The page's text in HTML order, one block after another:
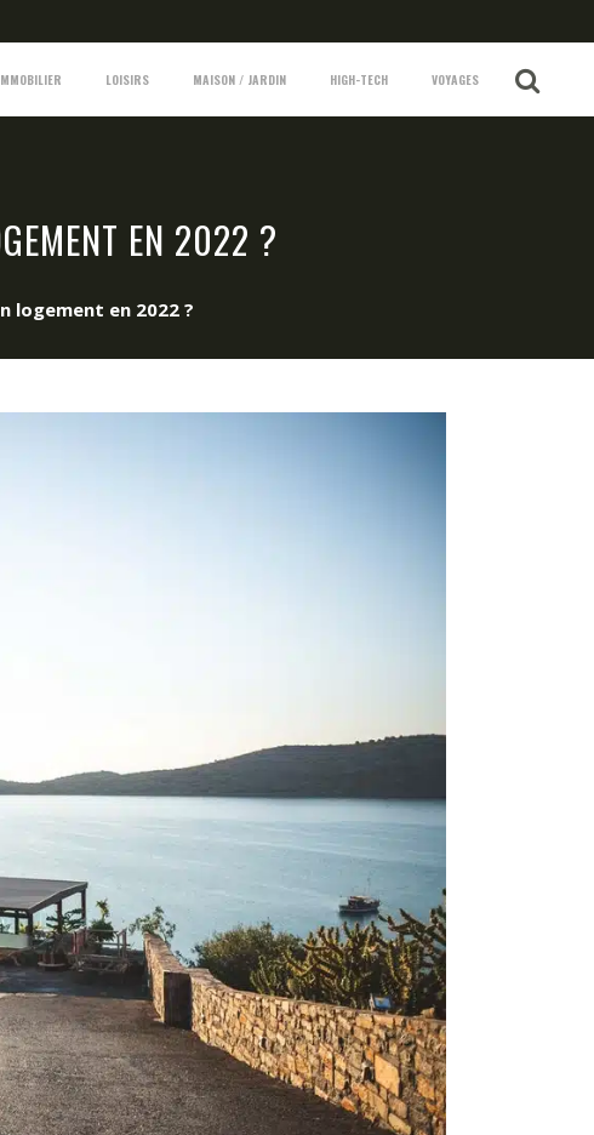
LOISIRS MAISON / JARDIN HIGH-TECH VOYAGES
EN 2022 ?
logement en 2022 ?